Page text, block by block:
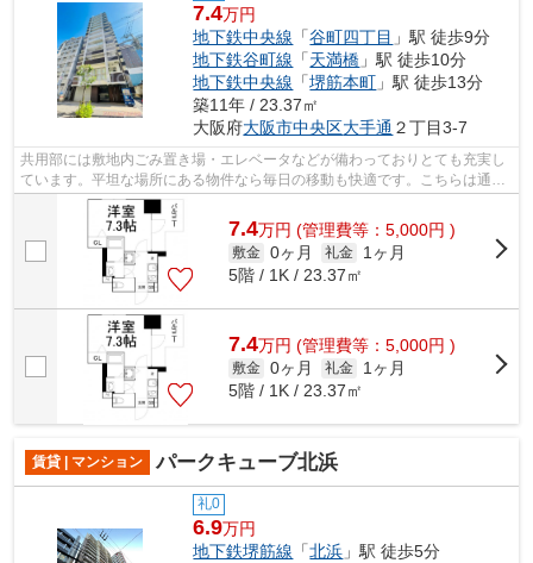
7.4万円
地下鉄中央線 「谷町四丁目 」駅 徒歩9分
地下鉄谷町線 「天満橋 」駅 徒歩10分
地下鉄中央線 「堺筋本町 」駅 徒歩13分
築11年 / 23.37㎡
大阪府大阪市中央区大手通 ２丁目3-7
共用部には敷地内ごみ置き場・エレベータなどが備わっておりとても充実し
ています。平坦な場所にある物件なら毎日の移動も快適です。こちらは通風
良好な物件です。地上15階建ての物件...
7.4万円 (管理費等：5,000円 )
敷金 0ヶ月 礼金
1ヶ月
5階 / 1K / 23.37㎡
7.4万円 (管理費等：5,000円 )
敷金 0ヶ月 礼金
1ヶ月
5階 / 1K / 23.37㎡
賃貸 | マンション パークキューブ北浜
礼0
6.9万円
地下鉄堺筋線 「北浜 」駅 徒歩5分